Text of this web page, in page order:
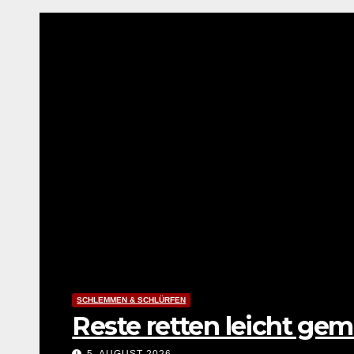
SCHLEMMEN & SCHLÜRFEN
Reste retten leicht